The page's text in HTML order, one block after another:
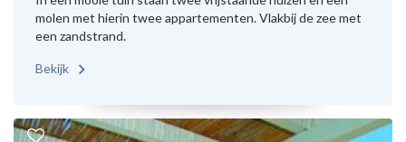
molen met hierin twee appartementen. Vlakbij de zee met
een zandstrand.
Bekijk